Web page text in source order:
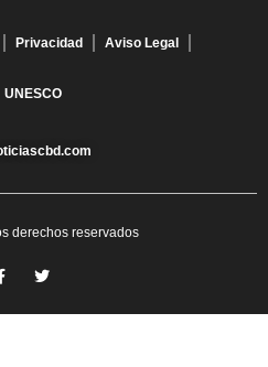
Privacidad Aviso Legal
UNESCO
derechos reservados